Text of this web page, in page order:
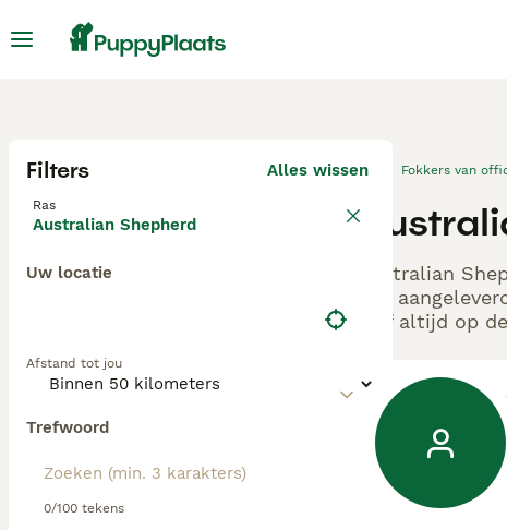
Filters Alles wissen
Ras
Australian Shepherd
Uw locatie
Afstand tot jou
Trefwoord
0/100 tekens
Fokkers van
Australian
ons
zelf altijd op